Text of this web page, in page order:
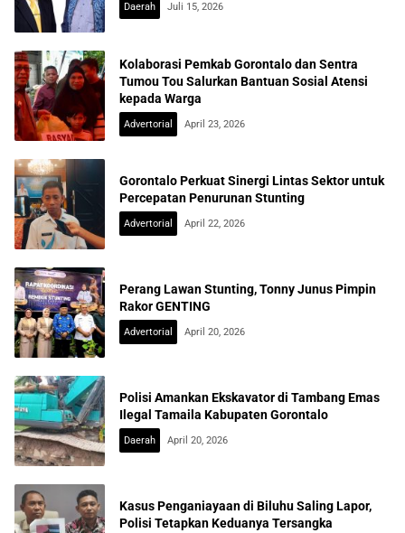
Daerah Juli 15, 2026
Kolaborasi Pemkab Gorontalo dan Sentra
Tumou Tou Salurkan Bantuan Sosial Atensi
kepada Warga
Advertorial April 23, 2026
Gorontalo Perkuat Sinergi Lintas Sektor untuk
Percepatan Penurunan Stunting
Advertorial April 22, 2026
Perang Lawan Stunting, Tonny Junus Pimpin
Rakor GENTING
Advertorial April 20, 2026
Polisi Amankan Ekskavator di Tambang Emas
Ilegal Tamaila Kabupaten Gorontalo
Daerah April 20, 2026
Kasus Penganiayaan di Biluhu Saling Lapor,
Polisi Tetapkan Keduanya Tersangka